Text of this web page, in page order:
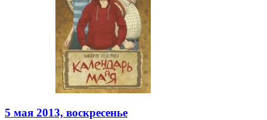
5 мая 2013, воскресенье